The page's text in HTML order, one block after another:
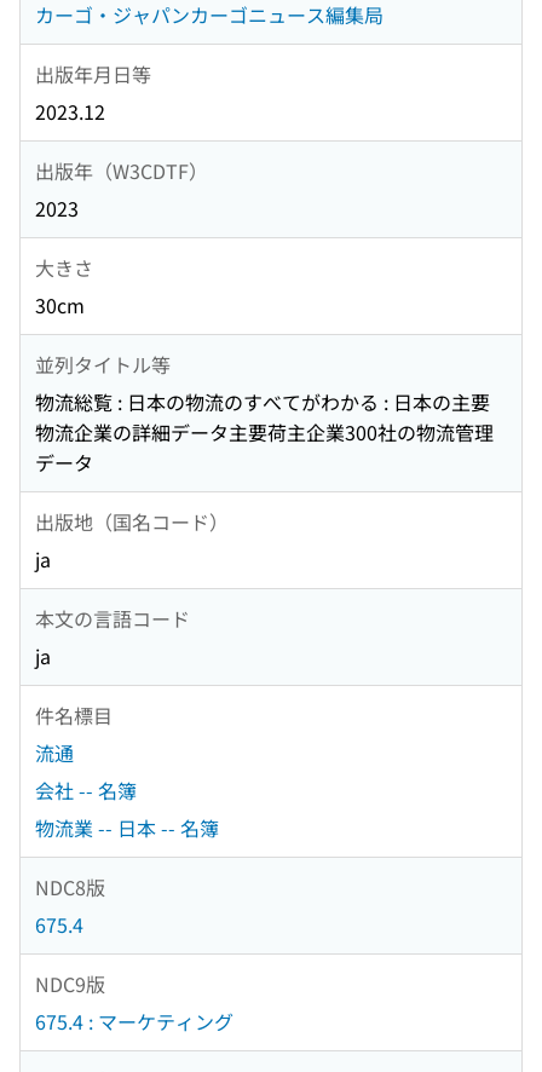
カーゴ・ジャパンカーゴニュース編集局
出版年月日等
2023.12
出版年（W3CDTF）
2023
大きさ
30cm
並列タイトル等
物流総覧 : 日本の物流のすべてがわかる : 日本の主要
物流企業の詳細データ主要荷主企業300社の物流管理
データ
出版地（国名コード）
ja
本文の言語コード
ja
件名標目
流通
会社 -- 名簿
物流業 -- 日本 -- 名簿
NDC8版
675.4
NDC9版
675.4 : マーケティング